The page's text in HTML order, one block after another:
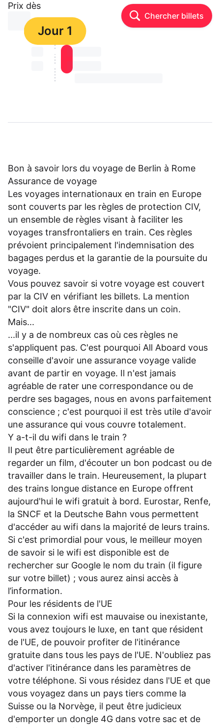
Prix dès
⏳⏳ Chercher billets
Jour 1
⏳⏳ ⏳ ⏳⏳
⏳⏳ ⏳ ⏳⏳
Bon à savoir lors du voyage de Berlin à Rome
Assurance de voyage
Les voyages internationaux en train en Europe
sont couverts par les règles de protection CIV,
un ensemble de règles visant à faciliter les
voyages transfrontaliers en train. Ces règles
prévoient principalement l'indemnisation des
bagages perdus et la garantie de la poursuite du
voyage.
Vous pouvez savoir si votre voyage est couvert
par la CIV en vérifiant les billets. La mention
"CIV" doit alors être inscrite dans un coin.
Mais...
...il y a de nombreux cas où ces règles ne
s'appliquent pas. C'est pourquoi All Aboard vous
conseille d'avoir une assurance voyage valide
avant de partir en voyage. Il n'est jamais
agréable de rater une correspondance ou de
perdre ses bagages, nous en avons parfaitement
conscience ; c'est pourquoi il est très utile d'avoir
une assurance qui vous couvre totalement.
Y a-t-il du wifi dans le train ?
Il peut être particulièrement agréable de
regarder un film, d'écouter un bon podcast ou de
travailler dans le train. Heureusement, la plupart
des trains longue distance en Europe offrent
aujourd'hui le wifi gratuit à bord. Eurostar, Renfe,
la SNCF et la Deutsche Bahn vous permettent
d'accéder au wifi dans la majorité de leurs trains.
Si c'est primordial pour vous, le meilleur moyen
de savoir si le wifi est disponible est de
rechercher sur Google le nom du train (il figure
sur votre billet) ; vous aurez ainsi accès à
l’information.
Pour les résidents de l'UE
Si la connexion wifi est mauvaise ou inexistante,
vous avez toujours le luxe, en tant que résident
de l'UE, de pouvoir profiter de l'itinérance
gratuite dans tous les pays de l'UE. N'oubliez pas
d'activer l'itinérance dans les paramètres de
votre téléphone. Si vous résidez dans l'UE et que
vous voyagez dans un pays tiers comme la
Suisse ou la Norvège, il peut être judicieux
d'emporter un dongle 4G dans votre sac et de